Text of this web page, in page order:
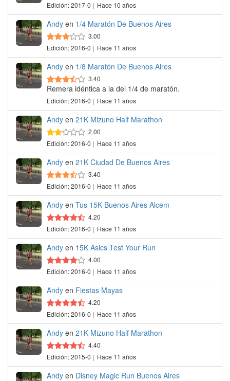
Edición: 2017-0 | Hace 10 años
Andy en 1/4 Maratón De Buenos Aires
3.00
Edición: 2016-0 | Hace 11 años
Andy en 1/8 Maratón De Buenos Aires
3.40
Remera idéntica a la del 1/4 de maratón.
Edición: 2016-0 | Hace 11 años
Andy en 21K Mizuno Half Marathon
2.00
Edición: 2016-0 | Hace 11 años
Andy en 21K Ciudad De Buenos Aires
3.40
Edición: 2016-0 | Hace 11 años
Andy en Tus 15K Buenos Aires Alcem
4.20
Edición: 2016-0 | Hace 11 años
Andy en 15K Asics Test Your Run
4.00
Edición: 2016-0 | Hace 11 años
Andy en Fiestas Mayas
4.20
Edición: 2016-0 | Hace 11 años
Andy en 21K Mizuno Half Marathon
4.40
Edición: 2015-0 | Hace 11 años
Andy en Disney Magic Run Buenos Aires